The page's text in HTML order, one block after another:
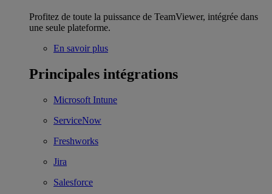
Profitez de toute la puissance de TeamViewer, intégrée dans
une seule plateforme.
En savoir plus
Principales intégrations
Microsoft Intune
ServiceNow
Freshworks
Jira
Salesforce